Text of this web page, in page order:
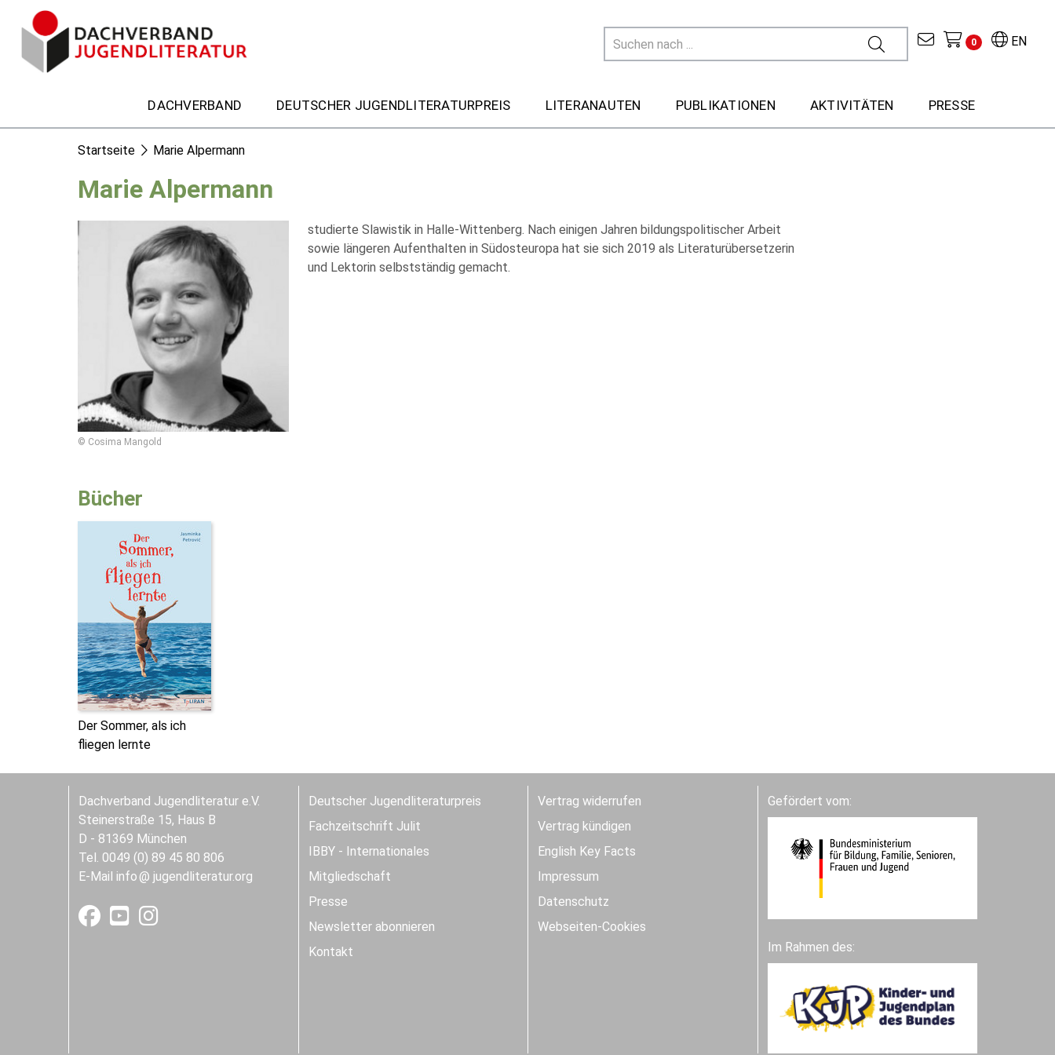
EN
0
DACHVERBAND DEUTSCHER JUGENDLITERATURPREIS LITERANAUTEN PUBLIKATIONEN AKTIVITÄTEN PRESSE
Startseite Marie Alpermann
Marie Alpermann
© Cosima Mangold
studierte Slawistik in Halle-Wittenberg. Nach einigen Jahren bildungspolitischer Arbeit
sowie längeren Aufenthalten in Südosteuropa hat sie sich 2019 als Literaturübersetzerin
und Lektorin selbstständig gemacht.
Bücher
Der Sommer, als ich
fliegen lernte
Dachverband Jugendliteratur e.V.
Steinerstraße 15, Haus B
D - 81369 München
Tel. 0049 (0) 89 45 80 806
E-Mail info jugendliteratur.org
Deutscher Jugendliteraturpreis
Fachzeitschrift Julit
IBBY - Internationales
Mitgliedschaft
Presse
Newsletter abonnieren
Kontakt
Vertrag widerrufen
Vertrag kündigen
English Key Facts
Impressum
Datenschutz
Webseiten-Cookies
Gefördert vom:
Im Rahmen des: